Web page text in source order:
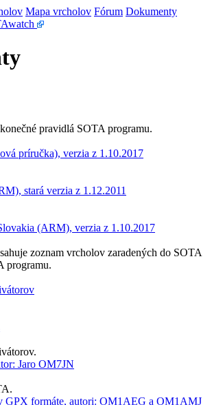
Mapa vrcholov Fórum Dokumenty
pravidlá SOTA programu.
príručka), verzia z 1.10.2017
stará verzia z 1.12.2011
(ARM), verzia z 1.10.2017
zoznam vrcholov zaradených do SOTA
programu.
Jaro OM7JN
GPX formáte, autori: OM1AEG a OM1AMJ